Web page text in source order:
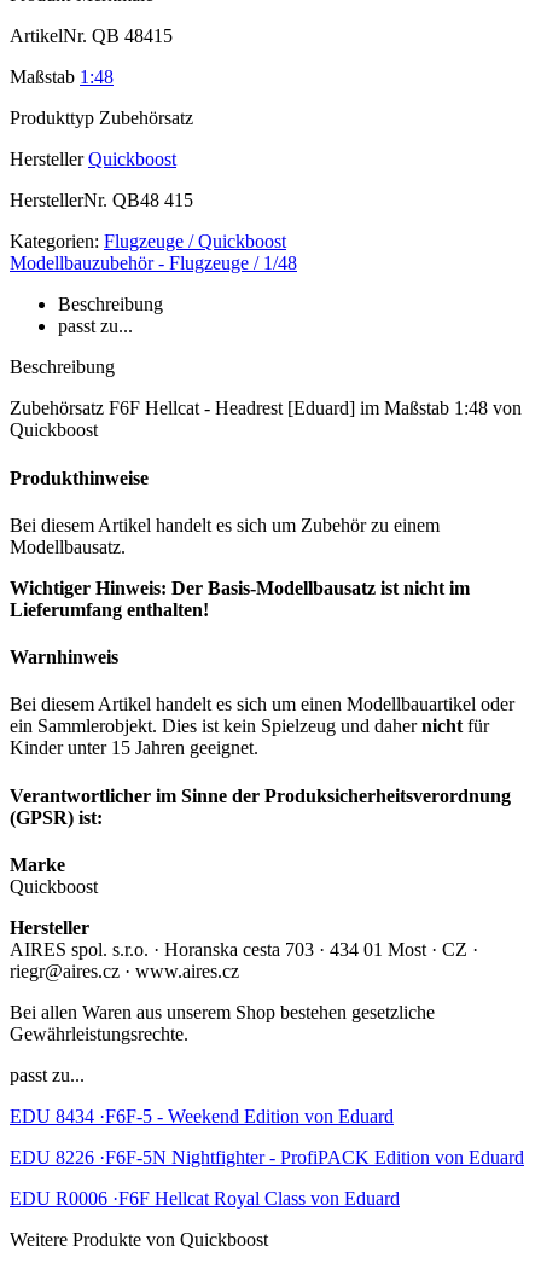
ArtikelNr. QB 48415
Maßstab 1:48
Produkttyp Zubehörsatz
Hersteller Quickboost
HerstellerNr. QB48 415
Kategorien: Flugzeuge / Quickboost
Modellbauzubehör - Flugzeuge / 1/48
Beschreibung
passt zu...
Beschreibung
Zubehörsatz F6F Hellcat - Headrest [Eduard] im Maßstab 1:48 von
Quickboost
Produkthinweise
Bei diesem Artikel handelt es sich um Zubehör zu einem
Modellbausatz.
Wichtiger Hinweis: Der Basis-Modellbausatz ist nicht im
Lieferumfang enthalten!
Warnhinweis
Bei diesem Artikel handelt es sich um einen Modellbauartikel oder
ein Sammlerobjekt. Dies ist kein Spielzeug und dahernicht für
Kinder unter 15 Jahren geeignet.
Verantwortlicher im Sinne der Produksicherheitsverordnung
(GPSR) ist:
Marke
Quickboost
Hersteller
AIRES spol. s.r.o. · Horanska cesta 703 · 434 01 Most · CZ ·
riegr@aires.cz · www.aires.cz
Bei allen Waren aus unserem Shop bestehen gesetzliche
Gewährleistungsrechte.
passt zu...
EDU 8434 ·F6F-5 - Weekend Edition von Eduard
EDU 8226 ·F6F-5N Nightfighter - ProfiPACK Edition von Eduard
EDU R0006 ·F6F Hellcat Royal Class von Eduard
Weitere Produkte von Quickboost